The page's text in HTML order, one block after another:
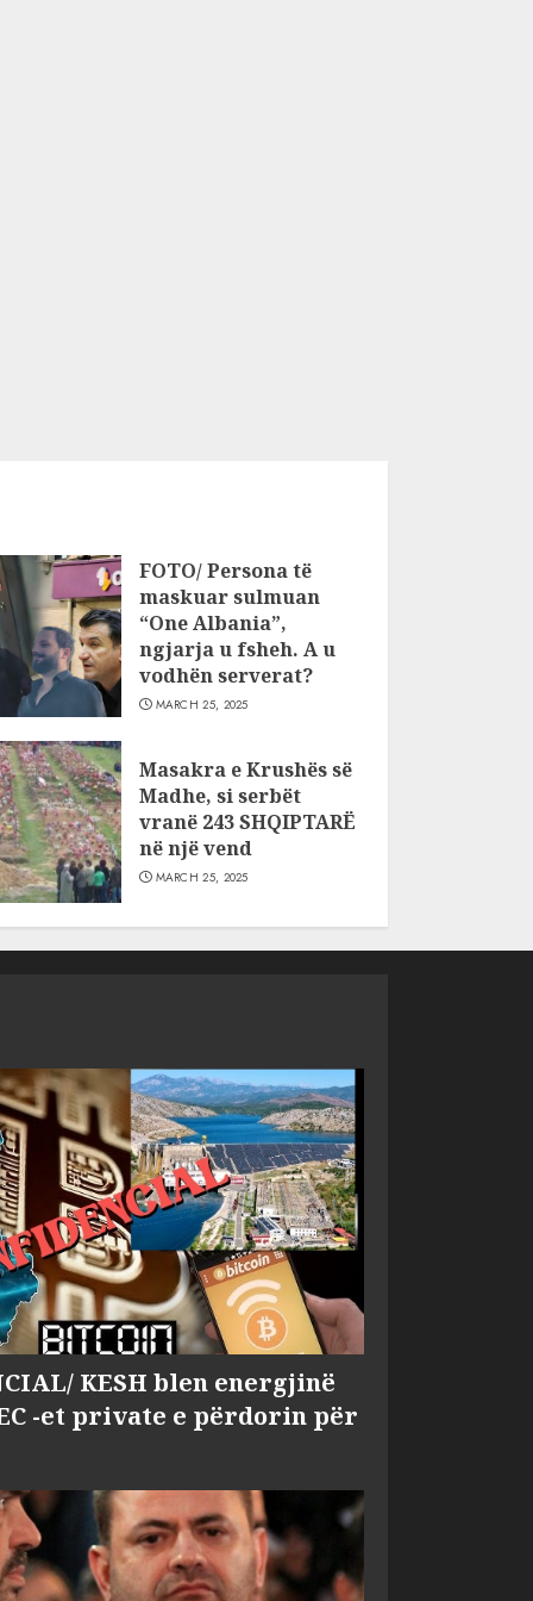
FOTO/ Persona të
maskuar sulmuan
“One Albania”,
ngjarja u fsheh. A u
vodhën serverat?
MARCH 25, 2025
Masakra e Krushës së
Madhe, si serbët
vranë 243 SHQIPTARË
në një vend
MARCH 25, 2025
KESH blen energjinë
-et private e përdorin për